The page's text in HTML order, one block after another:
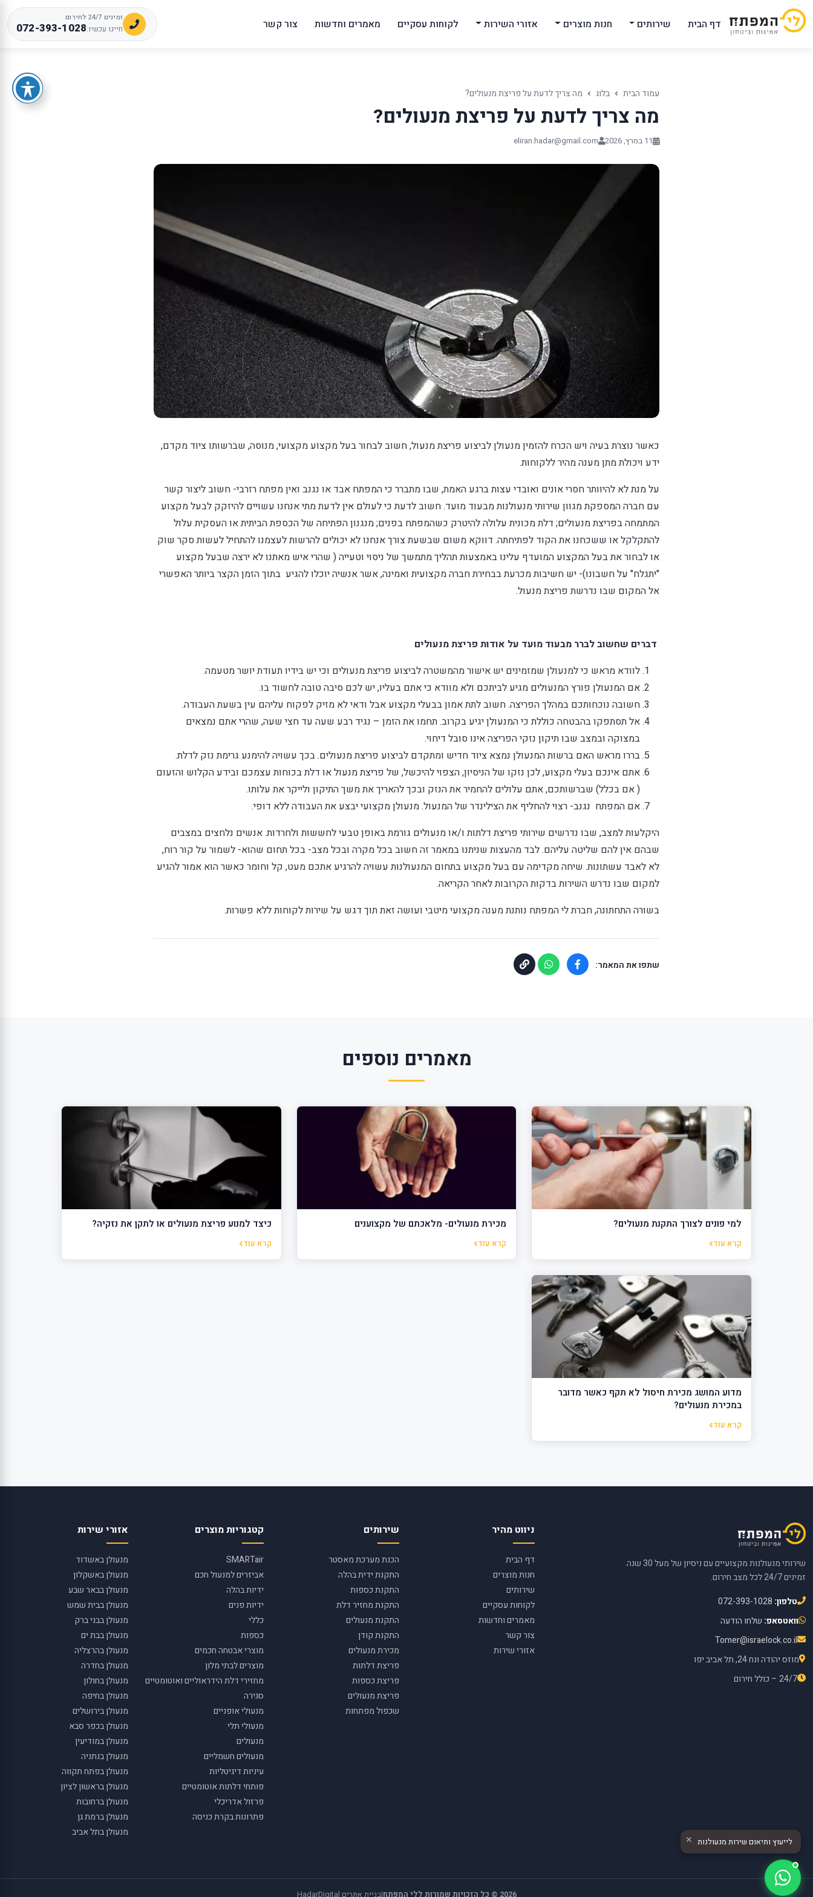
דף הבית שירותים חנות מוצרים אזורי השירות לקוחות עסקיים מאמרים וחדשות צור קשר זמינים 24/7 לחירום
חייגו עכשיו:072-393-1028
עמוד הבית בלוג מה צריך לדעת על פריצת מנעולים?
מה צריך לדעת על פריצת מנעולים?
11 במרץ, 2026 eliran.hadar@gmail.com
כאשר נוצרת בעיה ויש הכרח להזמין מנעולן לביצוע פריצת מנעול, חשוב לבחור בעל מקצוע מקצועי, מנוסה, שברשותו ציוד מקדם,
ידע ויכולת מתן מענה מהיר ללקוחות.
על מנת לא להיוותר חסרי אונים ואובדי עצות ברגע האמת, שבו מתברר כי המפתח אבד או נגנב ואין מפתח רזרבי- חשוב ליצור קשר
עם חברה המספקת מגוון שירותי מנעולנות מבעוד מועד. חשוב לדעת כי לעולם אין לדעת מתי אנחנו עשויים להיזקק לבעל מקצוע
המתמחה בפריצת מנעולים; דלת מכונית עלולה להיטרק כשהמפתח בפנים; מנגנון הפתיחה של הכספת הביתית או העסקית עלול
להתקלקל או ששכחנו את הקוד לפתיחתה. דווקא משום שבשעת צורך אנחנו לא יכולים להרשות לעצמנו להתחיל לעשות סקר שוק
או לבחור את בעל המקצוע המועדף עלינו באמצעות תהליך מתמשך של ניסוי וטעייה ( שהרי איש מאתנו לא ירצה שבעל מקצוע
"יתגלח" על חשבונו)- יש חשיבות מכרעת בבחירת חברה מקצועית ואמינה, אשר אנשיה יוכלו להגיע בתוך הזמן הקצר ביותר האפשרי
אל המקום שבו נדרשת פריצת מנעול.
דברים שחשוב לברר מבעוד מועד על אודות פריצת מנעולים
לוודא מראש כי למנעולן שמזמינים יש אישור מהמשטרה לביצוע פריצת מנעולים וכי יש בידיו תעודת יושר מטעמה.
אם המנעולן פורץ המנעולים מגיע לביתכם ולא מוודא כי אתם בעליו, יש לכם סיבה טובה לחשוד בו.
חשובה נוכחותכם במהלך הפריצה. חשוב לתת אמון בבעלי מקצוע אבל ודאי לא מזיק לפקוח עליהם עין בשעת העבודה.
אל תסתפקו בהבטחה כוללת כי המנעולן יגיע בקרוב. תחמו את הזמן – נגיד רבע שעה עד חצי שעה, שהרי אתם נמצאים
במצוקה ובמצב שבו תיקון נזקי הפריצה אינו סובל דיחוי.
בררו מראש האם ברשות המנעולן נמצא ציוד חדיש ומתקדם לביצוע פריצת מנעולים. בכך עשויה להימנע גרימת נזק לדלת.
אתם אינכם בעלי מקצוע, לכן נזקו של הניסיון, הצפוי להיכשל, של פריצת מנעול או דלת בכוחות עצמכם ובידע הקלוש והזעום
( אם בכלל) שברשותכם, אתם עלולים להחמיר את הנזק ובכך להאריך את משך התיקון ולייקר את עלותו.
אם המפתח נגנב- רצוי להחליף את הצילינדר של המנעול. מנעולן מקצועי יבצע את העבודה ללא דופי.
היקלעות למצב, שבו נדרשים שירותי פריצת דלתות ו/או מנעולים גורמת באופן טבעי לחששות ולחרדות. אנשים נלחצים במצבים
שבהם אין להם שליטה עליהם. לבד מהעצות שניתנו במאמר זה חשוב בכל מקרה ובכל מצב- בכל תחום שהוא- לשמור על קור רוח,
לא לאבד עשתונות. שיחה מקדימה עם בעל מקצוע בתחום המנעולנות עשויה להרגיע אתכם מעט, קל וחומר כאשר הוא אמור להגיע
למקום שבו נדרש השירות בדקות הקרובות לאחר הקריאה.
בשורה התחתונה, חברת לי המפתח נותנת מענה מקצועי מיטבי ועושה זאת תוך דגש על שירות לקוחות ללא פשרות.
שתפו את המאמר:
מאמרים נוספים
למי פונים לצורך התקנת מנעולים?
קרא עוד
מכירת מנעולים- מלאכתם של מקצוענים
קרא עוד
כיצד למנוע פריצת מנעולים או לתקן את נזקיה?
קרא עוד
מדוע המושג מכירת חיסול לא תקף כאשר מדובר
במכירת מנעולים?
קרא עוד
שירותי מנעולנות מקצועיים עם ניסיון של מעל 30 שנה.
זמינים 24/7 לכל מצב חירום.
טלפון: 072-393-1028
וואטסאפ: שלחו הודעה
Tomer@israelock.co.il
מוזס יהודה ונח 24, תל אביב יפו
24/7 – כולל חירום
ניווט מהיר
דף הבית
חנות מוצרים
שירותים
לקוחות עסקיים
מאמרים וחדשות
צור קשר
אזורי שירות
שירותים
הכנת מערכת מאסטר
התקנת ידית בהלה
התקנת כספות
התקנת מחזיר דלת
התקנת מנעולים
התקנת קודן
מכירת מנעולים
פריצת דלתות
פריצת כספות
פריצת מנעולים
שכפול מפתחות
קטגוריות מוצרים
SMARTair
אביזרים למנעול חכם
ידיות בהלה
ידיות פנים
כללי
כספות
מוצרי אבטחה חכמים
מוצרים לבתי מלון
מחזירי דלת הידראוליים ואוטומטיים
סגירה
מנעולי אופניים
מנעולי תלי
מנעולים
מנעולים חשמליים
עיניות דיגיטליות
פותחי דלתות אוטומטיים
פרזול אדריכלי
פתרונות בקרת כניסה
אזורי שירות
מנעולן באשדוד
מנעולן באשקלון
מנעולן בבאר שבע
מנעולן בבית שמש
מנעולן בבני ברק
מנעולן בבת ים
מנעולן בהרצליה
מנעולן בחדרה
מנעולן בחולון
מנעולן בחיפה
מנעולן בירושלים
מנעולן בכפר סבא
מנעולן במודיעין
מנעולן בנתניה
מנעולן בפתח תקווה
מנעולן בראשון לציון
מנעולן ברחובות
מנעולן ברמת גן
מנעולן בתל אביב
2026 © כל הזכויות שמורות ללי המפתח |בניית אתרים HadarDigital
✕ לייעוץ ותיאום שירות מנעולנות